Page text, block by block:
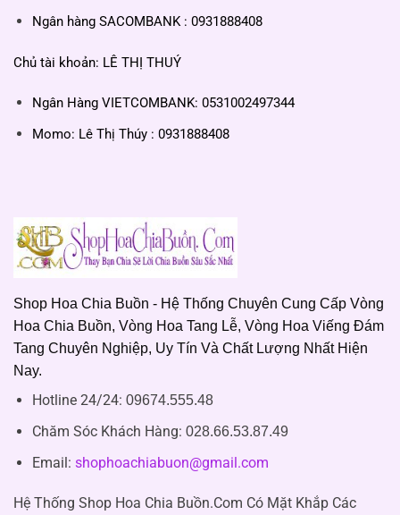
Ngân hàng SACOMBANK : 0931888408
Chủ tài khoản: LÊ THỊ THUÝ
Ngân Hàng VIETCOMBANK: 0531002497344
Momo: Lê Thị Thúy : 0931888408
Shop Hoa Chia Buồn - Hệ Thống Chuyên Cung Cấp Vòng
Hoa Chia Buồn, Vòng Hoa Tang Lễ, Vòng Hoa Viếng Đám
Tang Chuyên Nghiệp, Uy Tín Và Chất Lượng Nhất Hiện
Nay.
Hotline 24/24: 09674.555.48
Chăm Sóc Khách Hàng: 028.66.53.87.49
Email: shophoachiabuon@gmail.com
Hệ Thống Shop Hoa Chia Buồn.Com Có Mặt Khắp Các